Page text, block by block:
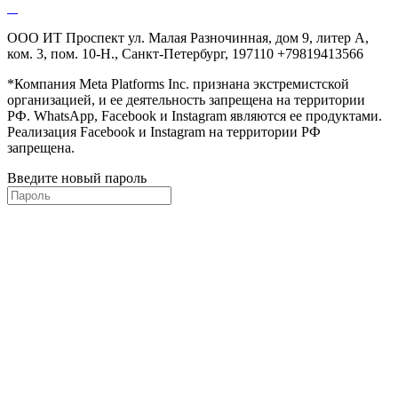
ООО ИТ Проспект ул. Малая Разночинная, дом 9, литер А,
ком. 3, пом. 10-Н., Санкт-Петербург, 197110 +79819413566
*Компания Meta Platforms Inc. признана экстремистской
организацией, и ее деятельность запрещена на территории
РФ. WhatsApp, Facebook и Instagram являются ее продуктами.
Реализация Facebook и Instagram на территории РФ
запрещена.
Введите новый пароль